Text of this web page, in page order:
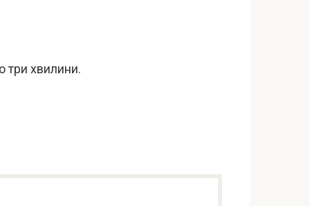
три хвилини.